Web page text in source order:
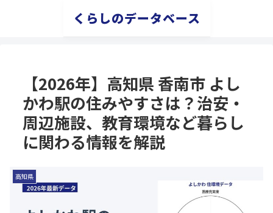
くらしのデータベース
【2026年】高知県 香南市 よし
かわ駅の住みやすさは？治安・
周辺施設、教育環境など暮らし
に関わる情報を解説
高知県